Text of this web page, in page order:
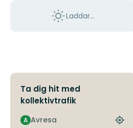
Laddar...
Ta dig hit med
kollektivtrafik
Avresa
A
Hitta